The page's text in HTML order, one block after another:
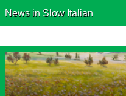
News in Slow Italian